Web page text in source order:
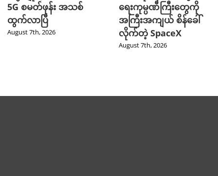
5G စမတ်ဖုန်း အသစ်
ထွက်လာပြီ
August 7th, 2026
ရေးကုမ္ပဏီကြီးတွေကို
အကြီးအကျယ် စိန်ခေါ်
လိုက်တဲ့ SpaceX
August 7th, 2026